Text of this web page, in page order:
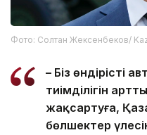
Фото: Солтан Жексенбеков/
– Біз өндірісті
тиімділігін
жақсартуға,
бөлшектер